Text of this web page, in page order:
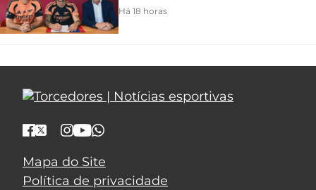
Há 18 horas
Mapa do Site
Política de privacidade